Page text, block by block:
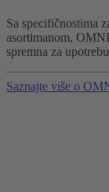
Sa specifičnostima
asortimanom,
spremna za
Saznajte više o